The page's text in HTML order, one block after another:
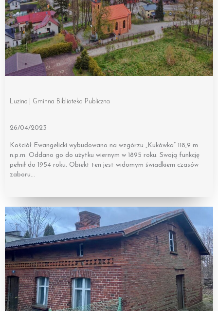
Luzino | Gminna Biblioteka Publiczna
26/04/2023
Kościół Ewangelicki wybudowano na wzgórzu „Kukówka” 118,9 m
n.p.m. Oddano go do użytku wiernym w 1895 roku. Swoją funkcję
pełnił do 1954 roku. Obiekt ten jest widomym świadkiem czasów
zaboru…